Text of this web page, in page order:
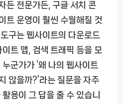
든 전문가든, 구글 서치 콘
트 운영이 훨씬 수월해질 것
구는 웹사이트의 다운로드
트 맵, 검색 트래픽 등을 모
군가가 ‘왜 나의 웹사이트
않을까?’라는 질문을 자주
용이 그 답을 줄 수 있습니